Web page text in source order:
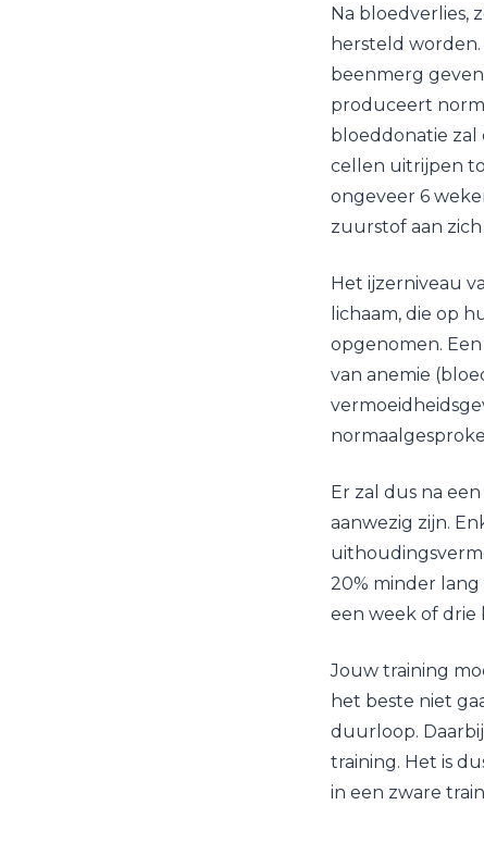
Na bloedverlies,
hersteld
beenmerg
produceert
bloeddonatie
cellen uitrijpen
ongeveer 6
zuurstof aan
Het ijzerniveau
lichaam, die op
opgenomen.
van anemie
Er zal dus na
aanwezig zijn.
20% minder lang
een week of
Jouw training
het beste niet
duurloop.
training. Het is
in een zware